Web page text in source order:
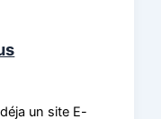
un site E-